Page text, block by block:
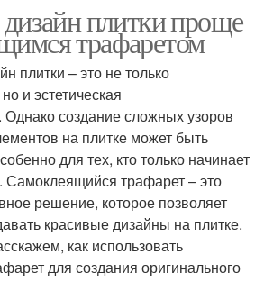
дизайн плитки проще
трафаретом
плитки – это не только
и эстетическая
Однако создание сложных узоров
на плитке может быть
для тех, кто только начинает
Самоклеящийся трафарет – это
решение, которое позволяет
красивые дизайны на плитке.
как использовать
для создания оригинального